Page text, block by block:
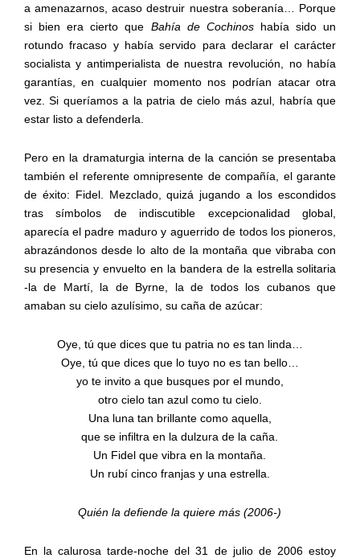
a amenazarnos, acaso destruir nuestra soberanía… Porque
si bien era cierto que Bahía de Cochinoshabía sido un
rotundo fracaso y había servido para declarar el carácter
socialista y antimperialista de nuestra revolución, no había
garantías, en cualquier momento nos podrían atacar otra
vez. Si queríamos a la patria de cielo más azul, habría que
estar listo a defenderla.
Pero en la dramaturgia interna de la canción se presentaba
también el referente omnipresente de compañía, el garante
de éxito: Fidel. Mezclado, quizá jugando a los escondidos
tras símbolos de indiscutible excepcionalidad global,
aparecía el padre maduro y aguerrido de todos los pioneros,
abrazándonos desde lo alto de la montaña que vibraba con
su presencia y envuelto en la bandera de la estrella solitaria
-la de Martí, la de Byrne, la de todos los cubanos que
amaban su cielo azulísimo, su caña de azúcar:
Oye, tú que dices que tu patria no es tan linda…
Oye, tú que dices que lo tuyo no es tan bello…
yo te invito a que busques por el mundo,
otro cielo tan azul como tu cielo.
Una luna tan brillante como aquella,
que se infiltra en la dulzura de la caña.
Un Fidel que vibra en la montaña.
Un rubí cinco franjas y una estrella.
Quién la defiende la quiere más (2006-)
En la calurosa tarde-noche del 31 de julio de 2006 estoy